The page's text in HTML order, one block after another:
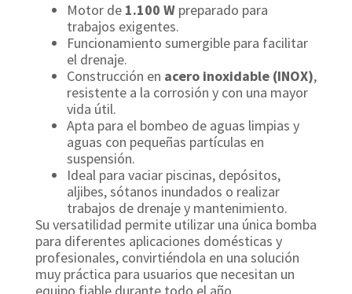
Motor de 1.100 W preparado para
trabajos exigentes.
Funcionamiento sumergible para facilitar
el drenaje.
Construcción en acero inoxidable (INOX),
resistente a la corrosión y con una mayor
vida útil.
Apta para el bombeo de aguas limpias y
aguas con pequeñas partículas en
suspensión.
Ideal para vaciar piscinas, depósitos,
aljibes, sótanos inundados o realizar
trabajos de drenaje y mantenimiento.
Su versatilidad permite utilizar una única bomba
para diferentes aplicaciones domésticas y
profesionales, convirtiéndola en una solución
muy práctica para usuarios que necesitan un